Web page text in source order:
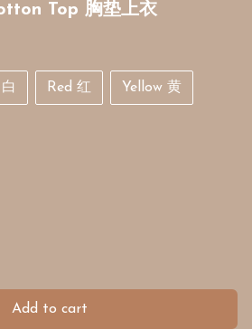
Top 胸垫上衣
Red 红 Yellow 黄
Add to cart